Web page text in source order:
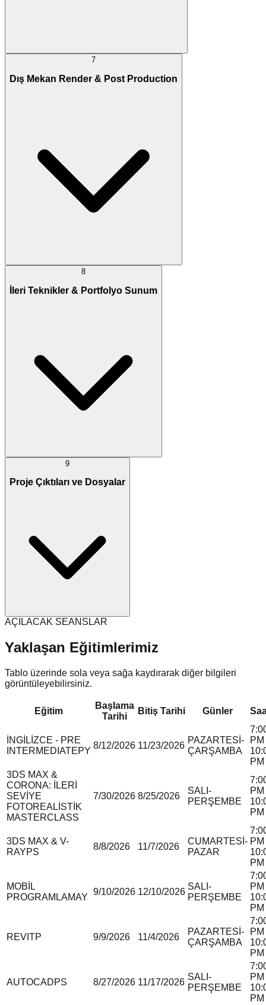
7
Dış Mekan Render & Post Production
8
İleri Teknikler & Portfolyo Sunum
9
Proje Çıktıları ve Dosyalar
AÇILACAK SEANSLAR
Yaklaşan Eğitimlerimiz
Tablo üzerinde sola veya sağa kaydırarak diğer bilgileri
görüntüleyebilirsiniz.
Eğitim
Başlama
Tarihi
Bitiş Tarihi Günler
İNGİLİZCE - PRE
INTERMEDIATEPY
8/12/2026 11/23/2026
PAZARTESİ-
ÇARŞAMBA
PM
PM
3DS MAX &
CORONA: İLERİ
SEVİYE
FOTOREALİSTİK
MASTERCLASS
7/30/2026 8/25/2026
SALI-
PERŞEMBE
PM
PM
3DS MAX & V-
RAYPS
8/8/2026 11/7/2026
CUMARTESİ-
PAZAR
PM
PM
MOBİL
PROGRAMLAMAY
9/10/2026 12/10/2026
SALI-
PERŞEMBE
PM
PM
REVITP 9/9/2026 11/4/2026
PAZARTESİ-
ÇARŞAMBA
PM
PM
AUTOCADPS 8/27/2026 11/17/2026
SALI-
PERŞEMBE
PM
PM